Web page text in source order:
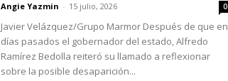
Angie Yazmin - 15 julio, 2026 0
Javier Velázquez/Grupo Marmor Después de que en
días pasados el gobernador del estado, Alfredo
Ramírez Bedolla reiteró su llamado a reflexionar
sobre la posible desaparición...